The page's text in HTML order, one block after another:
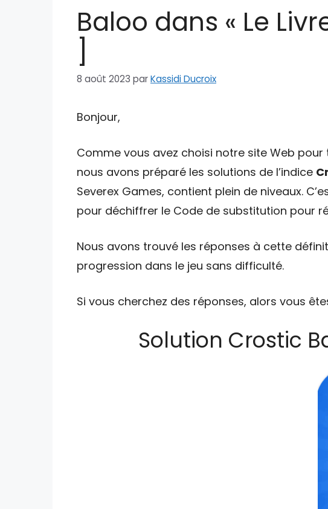
Baloo dans « Le
8 août 2023 parKassidi Ducroix
Bonjour,
Comme vous avez choisi notre site Web
nous avons préparé les solutions de l’indice
Severex Games, contient plein de niveaux.
pour déchiffrer le Code de substitution pour
Nous avons trouvé les réponses à cette
progression dans le jeu sans difficulté.
Si vous cherchez des réponses, alors vous
Solution Crostic